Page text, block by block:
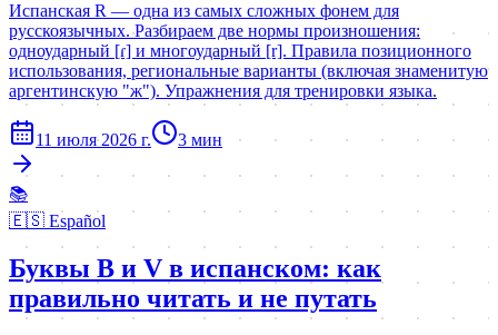
Испанская R — одна из самых сложных фонем для
русскоязычных. Разбираем две нормы произношения:
одноударный [ɾ] и многоударный [r]. Правила позиционного
использования, региональные варианты (включая знаменитую
аргентинскую "ж"). Упражнения для тренировки языка.
11 июля 2026 г. 3 мин
📚
🇪🇸 Español
Буквы B и V в испанском: как
правильно читать и не путать